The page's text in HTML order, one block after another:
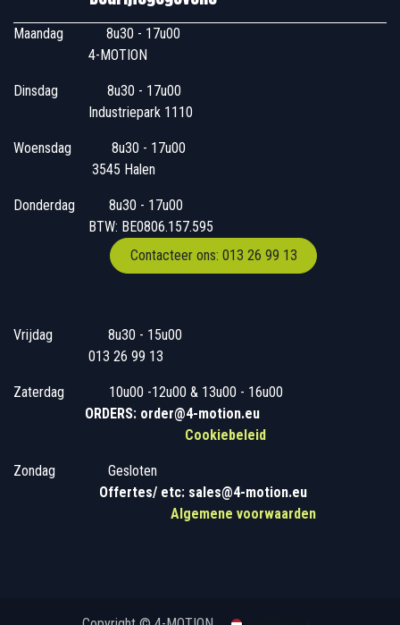
Maandag
​8u30 - 17u00
4-MOTION
Dinsdag
​8u30 - 17u00
Industriepark 1110
Woensdag
​​​ 8u30 - 17u00
3545 Halen
Donderdag
​​8u30 - 17u00
BTW: BE0806.157.595
Contacteer ons: 013 26 99 13
Vrijdag
​8u30 - 15u00
013 26 99 13
Zaterdag
​10u00 -12u00 & 13u00 - 16u00
ORDERS: order@4-motion.eu
Cookiebeleid
Zondag
​​Gesloten
Offertes/ etc: sales@4-motion.eu
Algemene voorwaarden